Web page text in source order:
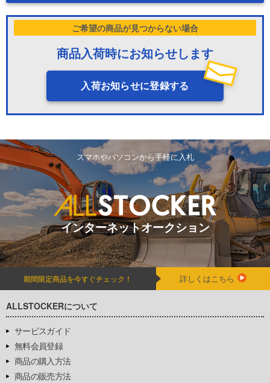
ご希望の商品が見つからない場合
商品入荷時にお知らせします
入荷お知らせに登録する
スマホやパソコンから手軽に入札
インターネットオークション
期間限定商品を今すぐチェック！ 詳しくはこちら
ALLSTOCKERについて
サービスガイド
無料会員登録
商品の購入方法
商品の販売方法